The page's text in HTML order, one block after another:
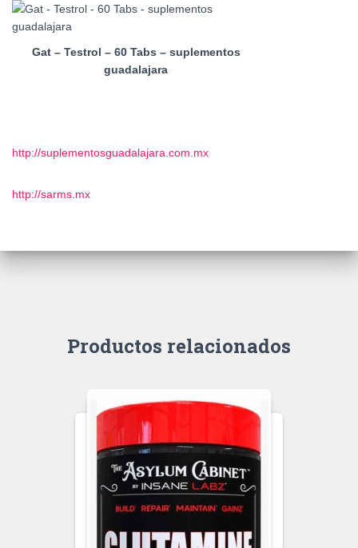
Gat – Testrol – 60 Tabs – suplementos
guadalajara
http://suplementosguadalajara.com.mx
http://sarms.mx
Productos relacionados